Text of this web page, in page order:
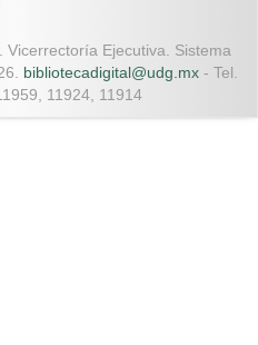
Ejecutiva. Sistema
bibliotecadigital@udg.mx - Tel.
11924, 11914